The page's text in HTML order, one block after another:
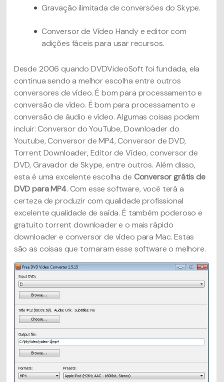
Gravação ilimitada de conversóes do Skype.
Conversor de Vídeo Handy e editor com
adições fáceis para usar recursos.
Desde 2006 quando DVDVideoSoft foi fundada, ela
continua sendo a melhor escolha entre outros
conversores de vídeo. É bom para processamento e
conversão de vídeo. É bom para processamento e
conversão de áudio e vídeo. Algumas coisas podem
incluir: Conversor do YouTube, Downloader do
Youtube, Conversor de MP4, Conversor de DVD,
Torrent Downloader, Editor de Vídeo, conversor de
DVD, Gravador de Skype, entre outros. Além disso,
esta é uma excelente escolha de Conversor grátis de
DVD para MP4. Com esse software, você terá a
certeza de produzir com qualidade profissional
excelente qualidade de saída. É também poderoso e
gratuito torrent downloader e o mais rápido
downloader e conversor de vídeo para Mac. Estas
são as coisas que tornaram esse software o melhore.